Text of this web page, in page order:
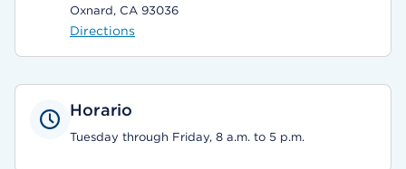
Oxnard, CA 93036
Directions
Horario
Tuesday through Friday, 8 a.m. to 5 p.m.